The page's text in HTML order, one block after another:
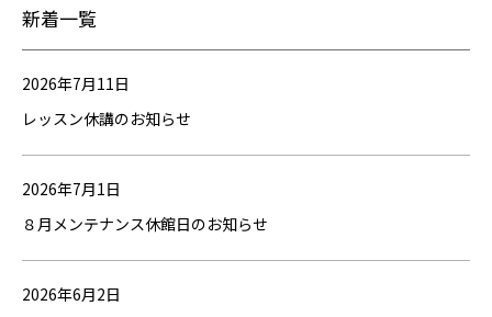
新着一覧
2026年7月11日
レッスン休講のお知らせ
2026年7月1日
８月メンテナンス休館日のお知らせ
2026年6月2日